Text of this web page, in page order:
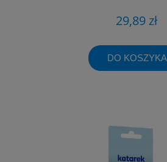
29,89 zł
DO KOSZYKA